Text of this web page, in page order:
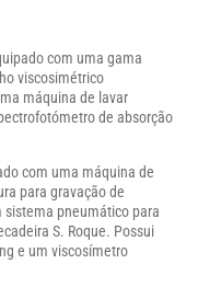
com uma gama
viscosimétrico
máquina de lavar
de absorção
com uma máquina de
para gravação de
sistema pneumático para
S. Roque. Possui
e um viscosímetro